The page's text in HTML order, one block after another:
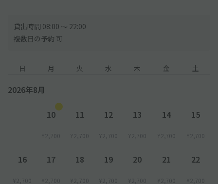
だきます事もございます。
また返金も出来かねますので、ご注意ください。
◆入庫時、入り口で「駐車券」のお受け取りして頂き、空いてい
る区画に駐車下さい。駐車場が満車表示の場合は、駐車場スタッ
フの誘導で入庫いただきます。
示し、akippaでの予約の旨お伝えください。その場で、出庫時
されますのでご注意ください。
貸出時間 08:00 〜 22:00
複数日の予約 可
日 月 火 水 木 金 土
2026年8月
10
¥2,700
11
¥2,700
12
¥2,700
13
¥2,700
14
¥2,700
15
¥2,700
16
¥2,700
17
¥2,700
18
¥2,700
19
¥2,700
20
¥2,700
21
¥2,700
22
¥2,700